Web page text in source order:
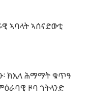
ኣባላት ኣሰናድውቲ
ክኢላ ሕማማት ቁጥዓ
ዞባ ጎትላንድ